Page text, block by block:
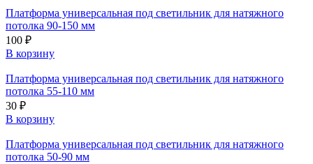
Платформа универсальная под светильник для натяжного
потолка 90-150 мм
100 ₽
В корзину
Платформа универсальная под светильник для натяжного
потолка 55-110 мм
30 ₽
В корзину
Платформа универсальная под светильник для натяжного
потолка 50-90 мм